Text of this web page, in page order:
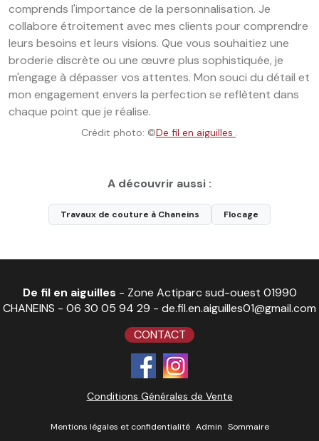
comprends l'importance de la personnalisation. Je
collabore étroitement avec mes clients pour comprendre
leurs besoins et leurs visions. Que vous souhaitiez une
broderie discrète ou une œuvre plus sophistiquée, je
m'engage à dépasser vos attentes. Mon souci du détail et
mon engagement envers la perfection se reflètent dans
chaque point que je réalise.
Crédit photo: ©De fil en aiguilles .
A découvrir aussi :
Travaux de couture à Chaneins Flocage
De fil en aiguilles - Zone Actiparc sud-ouest 01990
CHANEINS - 06 30 05 94 29 - de.fil.en.aiguilles01@gmail.com
CONTACT
Conditions Générales de Vente
Mentions légales et confidentialité Admin Sommaire